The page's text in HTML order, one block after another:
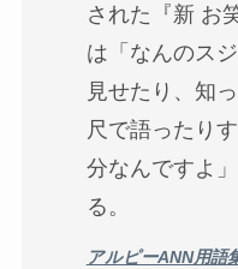
された『新 お
は「なんのス
見せたり、知
尺で語ったり
分なんですよ
る。
アルピーANN用語